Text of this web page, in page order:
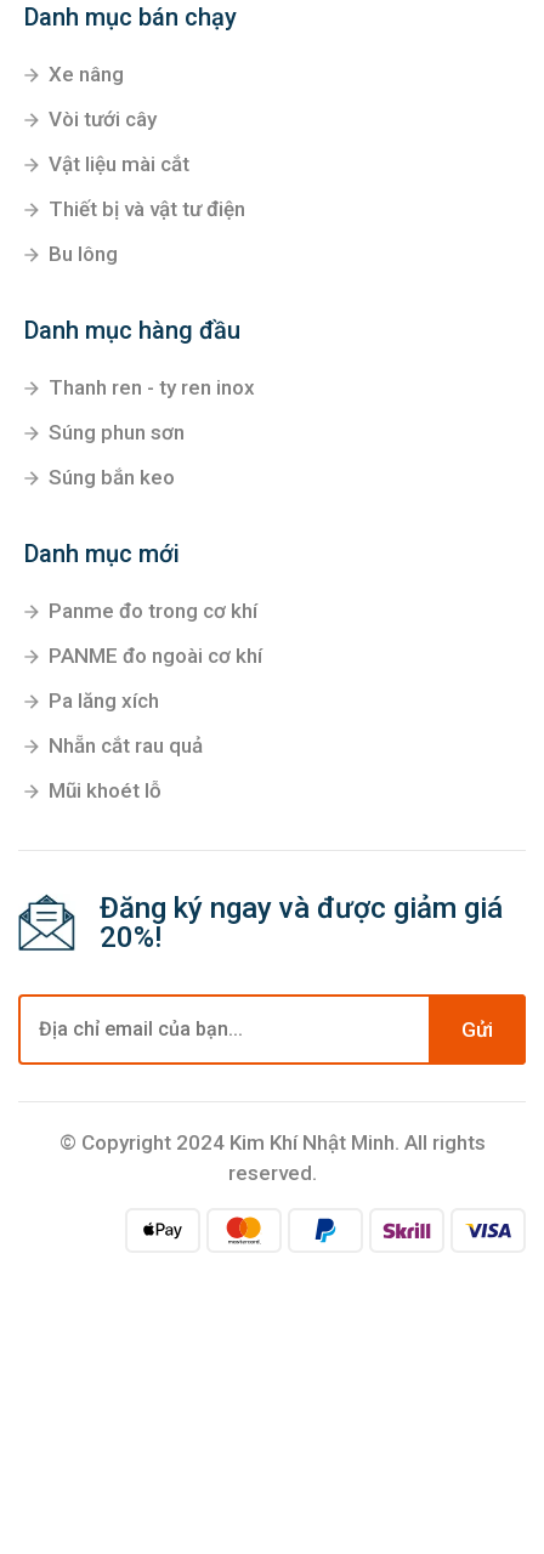
Danh mục bán chạy
Xe nâng
Vòi tưới cây
Vật liệu mài cắt
Thiết bị và vật tư điện
Bu lông
Danh mục hàng đầu
Thanh ren - ty ren inox
Súng phun sơn
Súng bắn keo
Danh mục mới
Panme đo trong cơ khí
PANME đo ngoài cơ khí
Pa lăng xích
Nhẵn cắt rau quả
Mũi khoét lỗ
Đăng ký ngay và được giảm giá
20%!
Gửi
© Copyright 2024 Kim Khí Nhật Minh. All rights
reserved.